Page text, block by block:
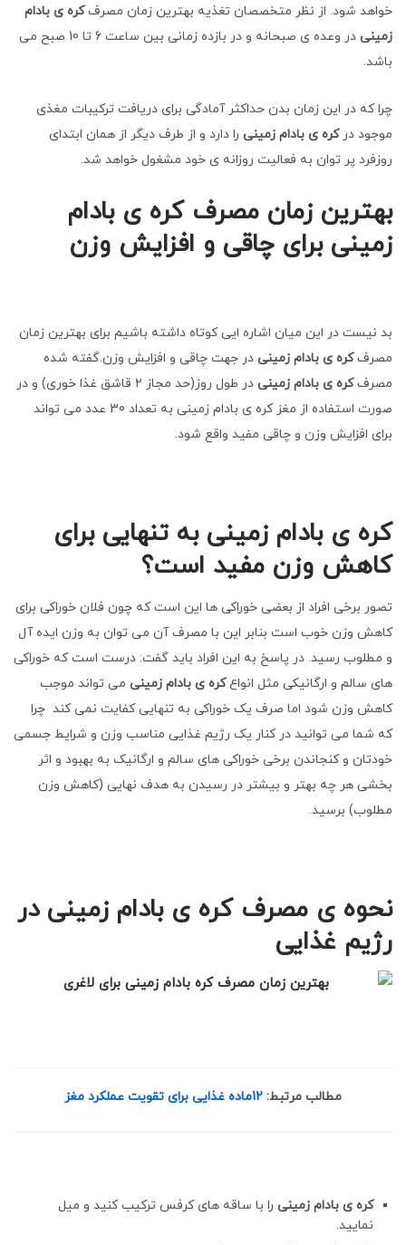
خواهد شود. از نظر متخصصان تغذیه بهترین زمان مصرفکره ی بادام
زمینی
در وعده ی صبحانه و در بازده زمانی بین ساعت 6 تا 10 صبح می
باشد.
چرا که در این زمان بدن حداکثر آمادگی برای دریافت ترکیبات مغذی
موجود در کره ی بادام زمینی را دارد و از طرف دیگر از همان ابتدای
روزفرد پر توان به فعالیت روزانه ی خود مشغول خواهد شد.
بهترین زمان مصرف کره ی بادام
زمینی برای چاقی و افزایش وزن
بد نیست در این میان اشاره ایی کوتاه داشته باشیم برای بهترین زمان
مصرفکره ی بادام زمینی در جهت چاقی و افزایش وزن.گفته شده
مصرفکره ی بادام زمینی
در طول روز(حد مجاز 2 قاشق غذا خوری) و در
صورت استفاده از مغز کره ی بادام زمینی به تعداد 30 عدد می تواند
برای افزایش وزن و چاقی مفید واقع شود.
کره ی بادام زمینی به تنهایی برای
کاهش وزن مفید است؟
تصور برخی افراد از بعضی خوراکی ها این است که چون فلان خوراکی برای
کاهش وزن خوب است بنابر این با مصرف آن می توان به وزن ایده آل
و مطلوب رسید. در پاسخ به این افراد باید گفت: درست است که خوراکی
های سالم و ارگانیکی مثل انواعکره ی بادام زمینی می تواند موجب
کاهش وزن شود اما صرف یک خوراکی به تنهایی کفایت نمی کند چرا
که شما می توانید در کنار یک رژیم غذایی مناسب وزن و شرایط جسمی
خودتان و کنجاندن برخی خوراکی های سالم و ارگانیک به بهبود و اثر
بخشی هر چه بهتر و بیشتر در رسیدن به هدف نهایی (کاهش وزن
مطلوب) برسید.
نحوه ی مصرف کره ی بادام زمینی در
رژیم غذایی
مطالب مرتبط: 12ماده غذایی برای تقویت عملکرد مغز
کره ی بادام زمینی را با ساقه های کرفس ترکیب کنید و میل
نمایید.